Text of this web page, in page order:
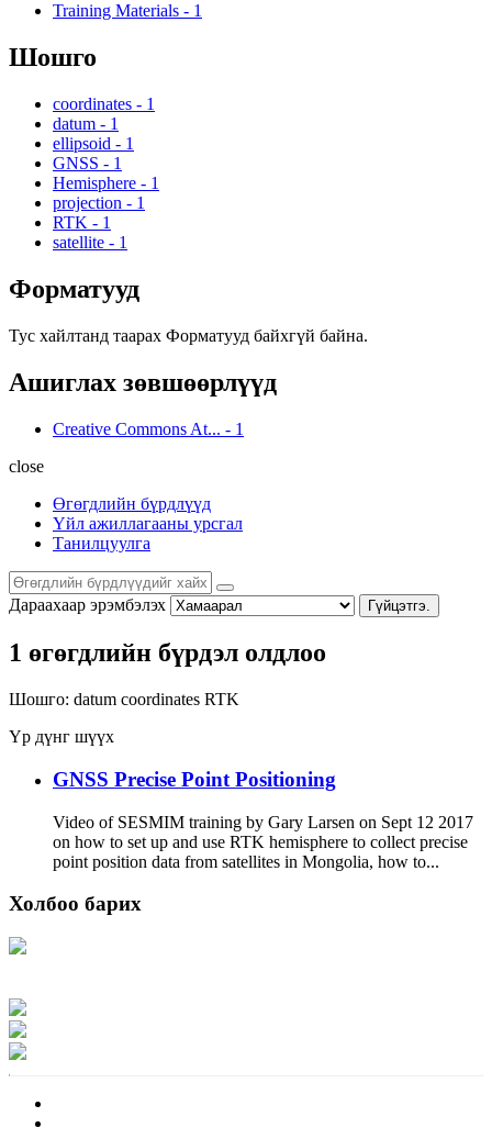
Training Materials - 1
Шошго
coordinates - 1
datum - 1
ellipsoid - 1
GNSS - 1
Hemisphere - 1
projection - 1
RTK - 1
satellite - 1
Форматууд
Тус хайлтанд таарах Форматууд байхгүй байна.
Ашиглах зөвшөөрлүүд
Creative Commons At... - 1
close
Өгөгдлийн бүрдлүүд
Үйл ажиллагааны урсгал
Танилцуулга
Дараахаар эрэмбэлэх Гүйцэтгэ.
1 өгөгдлийн бүрдэл олдлоо
Шошго: datum coordinates RTK
Үр дүнг шүүх
GNSS Precise Point Positioning
Video of SESMIM training by Gary Larsen on Sept 12 2017
on how to set up and use RTK hemisphere to collect precise
point position data from satellites in Mongolia, how to...
Холбоо барих